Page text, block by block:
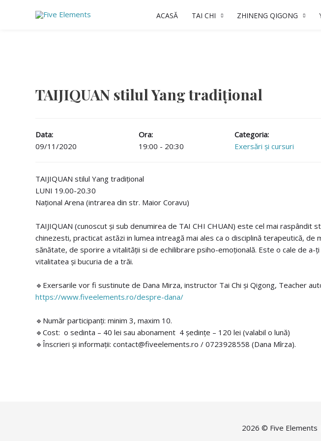
ACASĂ TAI CHI ZHINENG QIGONG
TAIJIQUAN stilul Yang tradițional
Data:
09/11/2020
Ora:
19:00 - 20:30
Categoria:
Exersări și cursuri
TAIJIQUAN stilul Yang tradițional
LUNI 19.00-20.30
Național Arena (intrarea din str. Maior Coravu)
TAIJIQUAN (cunoscut și sub denumirea de TAI CHI CHUAN) este cel mai raspândit
chinezesti, practicat astăzi in lumea intreagă mai ales ca o disciplină terapeutică, de
sănătate, de sporire a vitalității si de echilibrare psiho-emoțională. Este o cale de a-
vitalitatea și bucuria de a trăi.
🔹Exersarile vor fi sustinute de Dana Mirza, instructor Tai Chi și Qigong, Teacher
https://www.fiveelements.ro/despre-dana/
🔹Număr participanți: minim 3, maxim 10.
🔹Cost: o sedinta – 40 lei sau abonament 4 ședințe – 120 lei (valabil o lună)
🔹Înscrieri și informații: contact@fiveelements.ro / 0723928558 (Dana Mîrza).
2026 © Five Elements